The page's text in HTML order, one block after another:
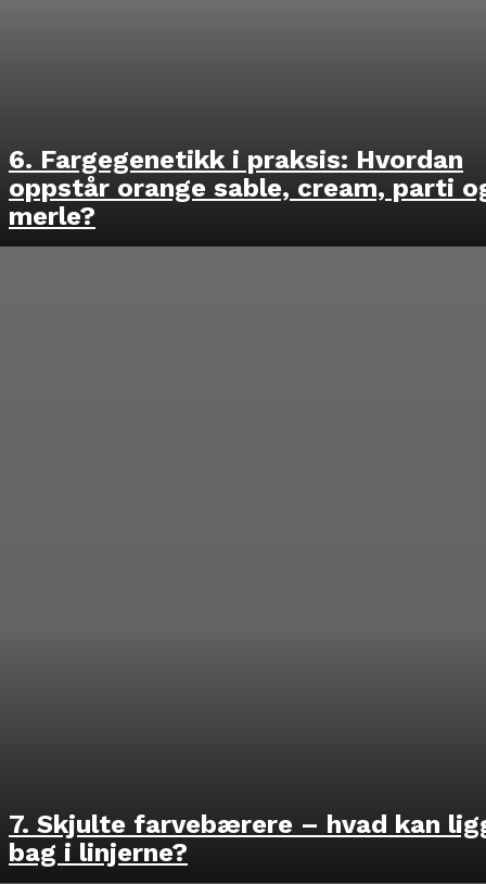
6. Fargegenetikk i praksis: Hvordan
oppstår orange sable, cream, parti
merle?
7. Skjulte farvebærere – hvad kan
bag i linjerne?